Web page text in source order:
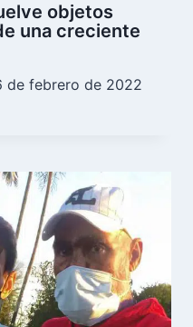
objetos
una creciente
de febrero de 2022